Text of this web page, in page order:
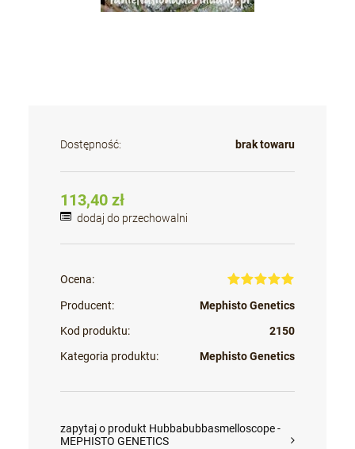
Dostępność: brak towaru
113,40 zł
dodaj do przechowalni
Ocena:
Producent:
Mephisto Genetics
Kod produktu:
2150
Kategoria produktu:
Mephisto Genetics
zapytaj o produkt Hubbabubbasmelloscope -
MEPHISTO GENETICS